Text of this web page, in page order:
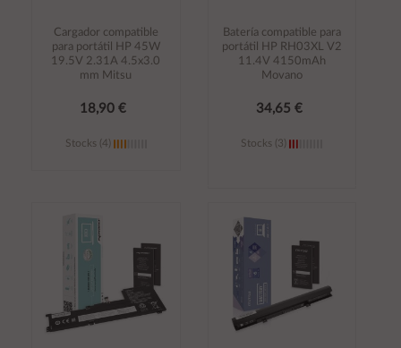
Cargador compatible
para portátil HP 45W
19.5V 2.31A 4.5x3.0
mm Mitsu
18,90 €
Stocks (4)
carrito
Batería compatible para
portátil HP RH03XL V2
11.4V 4150mAh
Movano
34,65 €
Stocks (3)
carrito